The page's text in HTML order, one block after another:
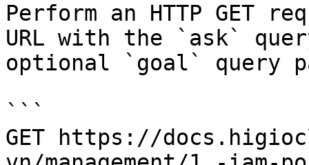
Perform an HTTP GET
URL with the `ask`
optional `goal` query
```
GET https://